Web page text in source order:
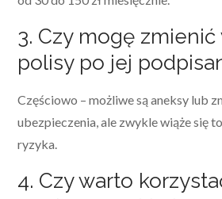
3. Czy mogę zmienić
polisy po jej
Częściowo – możliwe są aneksy lub
ubezpieczenia, ale zwykle wiąże się
ryzyka.
4. Czy warto